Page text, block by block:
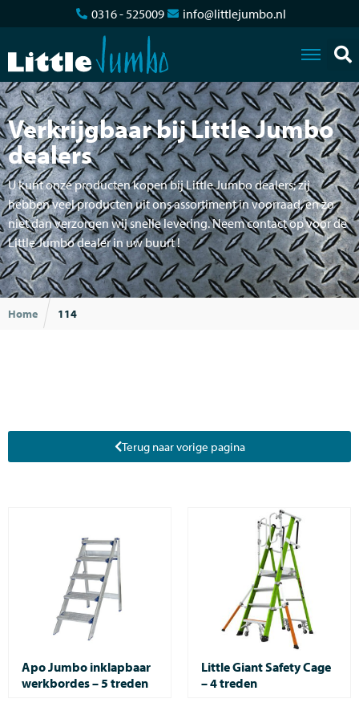
0316 - 525009 info@littlejumbo.nl
Verkrijgbaar bij Little Jumbo
dealers
U kunt onze producten kopen bij Little Jumbo dealers; zij
hebben veel producten uit ons assortiment in voorraad, en zo
niet dan verzorgen wij snelle levering. Neem contact op voor de
Little Jumbo dealer in uw buurt !
Home 114
Terug naar vorige pagina
Apo Jumbo inklapbaar
werkbordes – 5 treden
Little Giant Safety Cage
– 4 treden